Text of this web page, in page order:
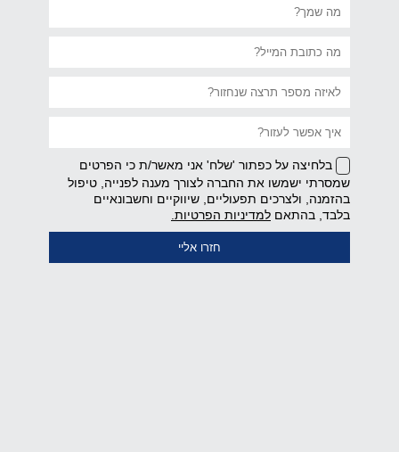
בלחיצה על כפתור 'שלח' אני מאשר/ת כי הפרטים
שמסרתי ישמשו את החברה לצורך מענה לפנייה, טיפול
בהזמנה, ולצרכים תפעוליים, שיווקיים וחשבונאיים
בלבד, בהתאם קישור
נפתח
חדש
למדיניות הפרטיות.